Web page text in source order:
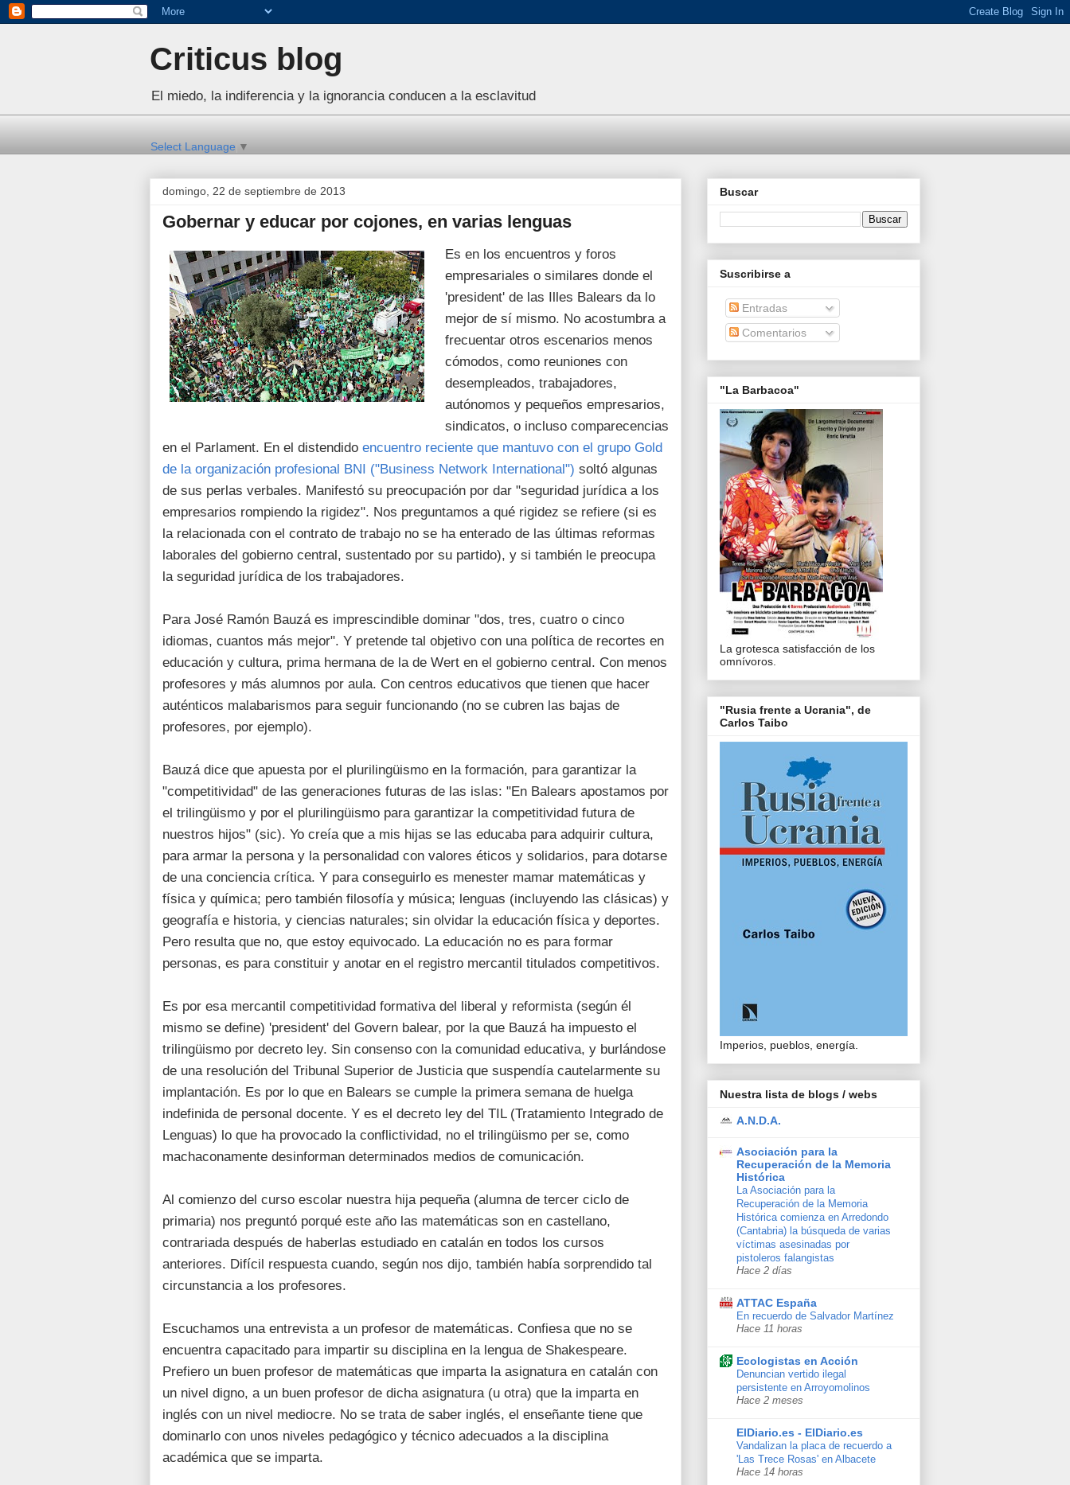
Criticus blog
El miedo, la indiferencia y la ignorancia conducen a la esclavitud
Select Language ▼
domingo, 22 de septiembre de 2013
Gobernar y educar por cojones, en varias lenguas
Es en los encuentros y foros
empresariales o similares donde el
'president' de las Illes Balears da lo
mejor de sí mismo. No acostumbra a
frecuentar otros escenarios menos
cómodos, como reuniones con
desempleados, trabajadores,
autónomos y pequeños empresarios,
sindicatos, o incluso comparecencias
en el Parlament. En el distendido encuentro reciente que mantuvo con el grupo Gold
de la organización profesional BNI ("Business Network International") soltó algunas
de sus perlas verbales. Manifestó su preocupación por dar "seguridad jurídica a los
empresarios rompiendo la rigidez". Nos preguntamos a qué rigidez se refiere (si es
la relacionada con el contrato de trabajo no se ha enterado de las últimas reformas
laborales del gobierno central, sustentado por su partido), y si también le preocupa
la seguridad jurídica de los trabajadores.
Para José Ramón Bauzá es imprescindible dominar "dos, tres, cuatro o cinco
idiomas, cuantos más mejor". Y pretende tal objetivo con una política de recortes en
educación y cultura, prima hermana de la de Wert en el gobierno central. Con menos
profesores y más alumnos por aula. Con centros educativos que tienen que hacer
auténticos malabarismos para seguir funcionando (no se cubren las bajas de
profesores, por ejemplo).
Bauzá dice que apuesta por el plurilingüismo en la formación, para garantizar la
"competitividad" de las generaciones futuras de las islas: "En Balears apostamos por
el trilingüismo y por el plurilingüismo para garantizar la competitividad futura de
nuestros hijos" (sic). Yo creía que a mis hijas se las educaba para adquirir cultura,
para armar la persona y la personalidad con valores éticos y solidarios, para dotarse
de una conciencia crítica. Y para conseguirlo es menester mamar matemáticas y
física y química; pero también filosofía y música; lenguas (incluyendo las clásicas) y
geografía e historia, y ciencias naturales; sin olvidar la educación física y deportes.
Pero resulta que no, que estoy equivocado. La educación no es para formar
personas, es para constituir y anotar en el registro mercantil titulados competitivos.
Es por esa mercantil competitividad formativa del liberal y reformista (según él
mismo se define) 'president' del Govern balear, por la que Bauzá ha impuesto el
trilingüismo por decreto ley. Sin consenso con la comunidad educativa, y burlándose
de una resolución del Tribunal Superior de Justicia que suspendía cautelarmente su
implantación. Es por lo que en Balears se cumple la primera semana de huelga
indefinida de personal docente. Y es el decreto ley del TIL (Tratamiento Integrado de
Lenguas) lo que ha provocado la conflictividad, no el trilingüismo per se, como
machaconamente desinforman determinados medios de comunicación.
Al comienzo del curso escolar nuestra hija pequeña (alumna de tercer ciclo de
primaria) nos preguntó porqué este año las matemáticas son en castellano,
contrariada después de haberlas estudiado en catalán en todos los cursos
anteriores. Difícil respuesta cuando, según nos dijo, también había sorprendido tal
circunstancia a los profesores.
Escuchamos una entrevista a un profesor de matemáticas. Confiesa que no se
encuentra capacitado para impartir su disciplina en la lengua de Shakespeare.
Prefiero un buen profesor de matemáticas que imparta la asignatura en catalán con
un nivel digno, a un buen profesor de dicha asignatura (u otra) que la imparta en
inglés con un nivel mediocre. No se trata de saber inglés, el enseñante tiene que
dominarlo con unos niveles pedagógico y técnico adecuados a la disciplina
académica que se imparta.
Buscar
Suscribirse a
Entradas
Comentarios
"La Barbacoa"
La grotesca satisfacción de los
omnívoros.
"Rusia frente a Ucrania", de
Carlos Taibo
Imperios, pueblos, energía.
Nuestra lista de blogs / webs
A.N.D.A.
Asociación para la
Recuperación de la Memoria
Histórica
La Asociación para la
Recuperación de la Memoria
Histórica comienza en Arredondo
(Cantabria) la búsqueda de varias
víctimas asesinadas por
pistoleros falangistas
Hace 2 días
ATTAC España
En recuerdo de Salvador Martínez
Hace 11 horas
Ecologistas en Acción
Denuncian vertido ilegal
persistente en Arroyomolinos
Hace 2 meses
ElDiario.es - ElDiario.es
Vandalizan la placa de recuerdo a
'Las Trece Rosas' en Albacete
Hace 14 horas